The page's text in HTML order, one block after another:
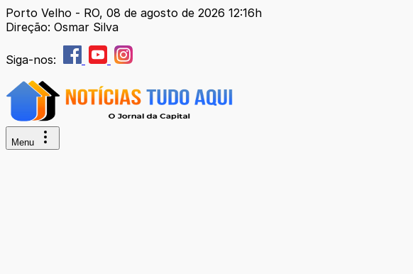
Porto Velho - RO, 08 de agosto de 2026 12:16h
Direção: Osmar Silva
Siga-nos:
Menu